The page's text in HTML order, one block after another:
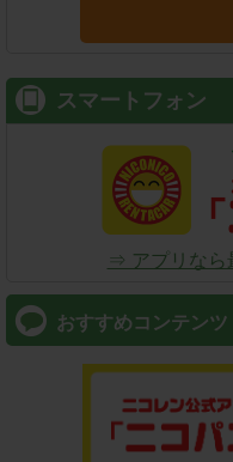
スマートフォン
⇒ アプリなら
おすすめコンテンツ